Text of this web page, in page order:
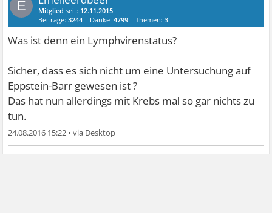
E Mitglied seit: 12.11.2015
Beiträge:3244 Danke:4799 Themen:3
Was ist denn ein Lymphvirenstatus?
Sicher, dass es sich nicht um eine Untersuchung auf
Eppstein-Barr gewesen ist ?
Das hat nun allerdings mit Krebs mal so gar nichts zu
tun.
24.08.2016 15:22 •